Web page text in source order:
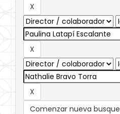
Comenzar nueva